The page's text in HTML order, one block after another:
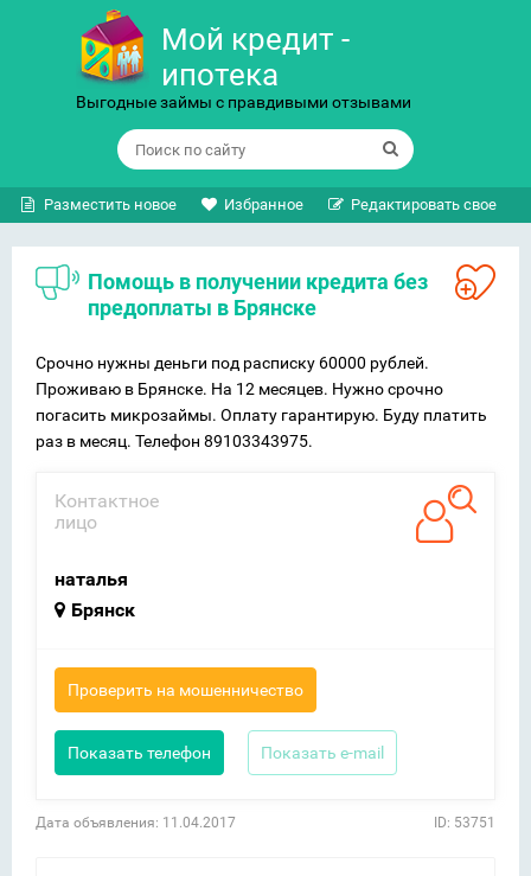
Мой кредит -
ипотека
Выгодные займы с правдивыми отзывами
Разместить новое Избранное Редактировать свое
Помощь в получении кредита без
предоплаты в Брянске
Срочно нужны деньги под расписку 60000 рублей.
Проживаю в Брянске. На 12 месяцев. Нужно срочно
погасить микрозаймы. Оплату гарантирую. Буду платить
раз в месяц. Телефон 89103343975.
Контактное
лицо
наталья
Брянск
Проверить на мошенничество
Показать телефон Показать e-mail
Дата объявления: 11.04.2017 ID: 53751